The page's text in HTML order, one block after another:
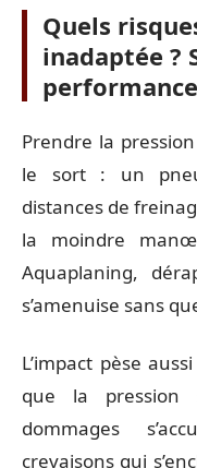
Quels
inadaptée ?
Prendre la
le sort : un
distances de
la moindre
Aquaplaning,
s’amenuise sans
L’impact pèse
que la pression
dommages
crevaisons qui